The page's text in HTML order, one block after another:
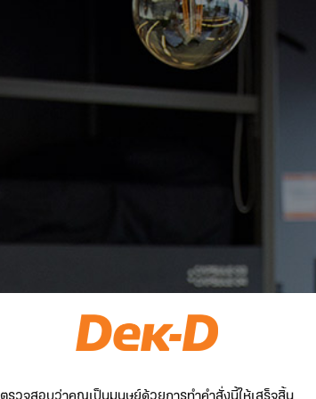
ตรวจสอบว่าคุณเป็นมนุษย์ด้วยการทำคำสั่งนี้ให้เสร็จสิ้น